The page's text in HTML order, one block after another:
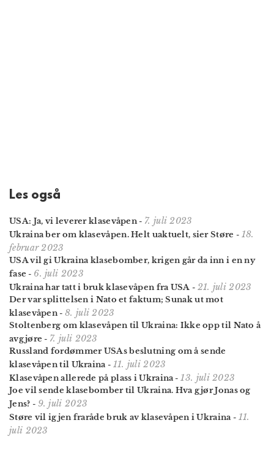
Les også
USA: Ja, vi leverer klasevåpen- 7. juli 2023
Ukraina ber om klase­våpen. Helt uaktuelt, sier Støre - 18.
februar 2023
USA vil gi Ukraina klasebomber, krigen går da inn i en ny
fase - 6. juli 2023
Ukraina har tatt i bruk klasevåpen fra USA - 21. juli 2023
Der var splittelsen i Nato et faktum; Sunak ut mot
klasevåpen- 8. juli 2023
Stoltenberg om klasevåpen til Ukraina: Ikke opp til Nato å
avgjøre - 7. juli 2023
Russland fordømmer USAs beslutning om å sende
klasevåpen til Ukraina - 11. juli 2023
Klasevåpen allerede på plass i Ukraina -13. juli 2023
Joe vil sende klasebomber til Ukraina. Hva gjør Jonas og
Jens? - 9. juli 2023
Støre vil igjen fraråde bruk av klasevåpen i Ukraina - 11.
juli 2023